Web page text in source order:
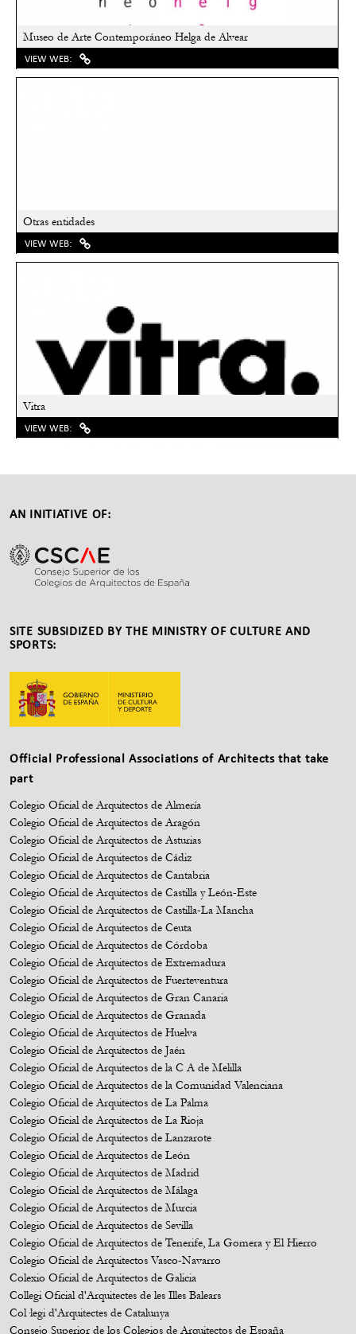
Museo de Arte Contemporáneo Helga de Alvear
VIEW WEB:
Otras entidades
VIEW WEB:
Vitra
VIEW WEB:
to
AN INITIATIVE OF:
SITE SUBSIDIZED BY THE MINISTRY OF CULTURE AND
SPORTS:
Official Professional Associations of Architects that take
part
Colegio Oficial de Arquitectos de Almería
Colegio Oficial de Arquitectos de Aragón
Colegio Oficial de Arquitectos de Asturias
Colegio Oficial de Arquitectos de Cádiz
Colegio Oficial de Arquitectos de Cantabria
Colegio Oficial de Arquitectos de Castilla y León-Este
Colegio Oficial de Arquitectos de Castilla-La Mancha
Colegio Oficial de Arquitectos de Ceuta
Colegio Oficial de Arquitectos de Córdoba
Colegio Oficial de Arquitectos de Extremadura
Colegio Oficial de Arquitectos de Fuerteventura
Colegio Oficial de Arquitectos de Gran Canaria
Colegio Oficial de Arquitectos de Granada
Colegio Oficial de Arquitectos de Huelva
Colegio Oficial de Arquitectos de Jaén
Colegio Oficial de Arquitectos de la C A de Melilla
Colegio Oficial de Arquitectos de la Comunidad Valenciana
Colegio Oficial de Arquitectos de La Palma
Colegio Oficial de Arquitectos de La Rioja
Colegio Oficial de Arquitectos de Lanzarote
Colegio Oficial de Arquitectos de León
Colegio Oficial de Arquitectos de Madrid
Colegio Oficial de Arquitectos de Málaga
Colegio Oficial de Arquitectos de Murcia
Colegio Oficial de Arquitectos de Sevilla
Colegio Oficial de Arquitectos de Tenerife, La Gomera y El Hierro
Colegio Oficial de Arquitectos Vasco-Navarro
Colexio Oficial de Arquitectos de Galicia
Collegi Oficial d'Arquitectes de les Illes Balears
Col·legi d'Arquitectes de Catalunya
Consejo Superior de los Colegios de Arquitectos de España